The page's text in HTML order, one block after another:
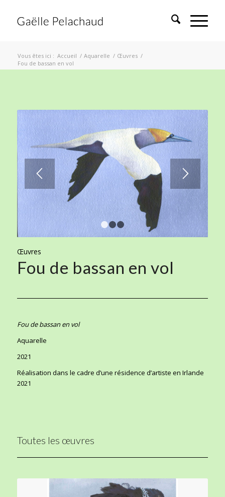
Vous êtes ici : Accueil / Aquarelle / Œuvres /
Fou de bassan en vol
1
Œuvres
Fou de bassan en vol
Fou de bassan en vol
Aquarelle
2021
Réalisation dans le cadre d’une résidence d’artiste en Irlande
2021
Toutes les œuvres